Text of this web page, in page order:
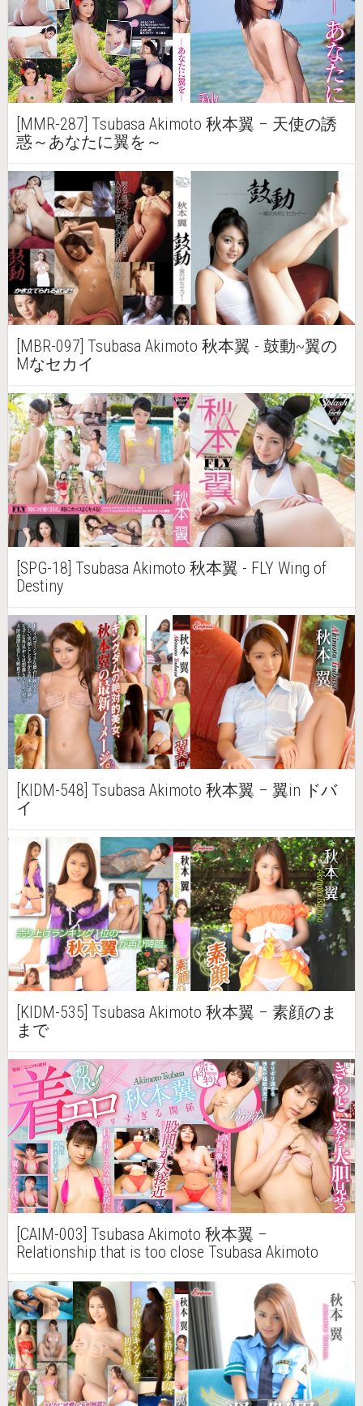
[MMR-287] Tsubasa Akimoto 秋本翼 – 天使の誘
惑～あなたに翼を～
[MBR-097] Tsubasa Akimoto 秋本翼 - 鼓動~翼の
Mなセカイ
[SPG-18] Tsubasa Akimoto 秋本翼 - FLY Wing of
Destiny
[KIDM-548] Tsubasa Akimoto 秋本翼 – 翼in ドバ
イ
[KIDM-535] Tsubasa Akimoto 秋本翼 – 素顔のま
まで
[CAIM-003] Tsubasa Akimoto 秋本翼 –
Relationship that is too close Tsubasa Akimoto